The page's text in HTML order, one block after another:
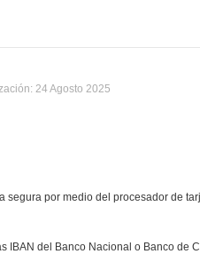
24 Agosto 2025
segura por medio del procesador de
IBAN del Banco Nacional o Banco de